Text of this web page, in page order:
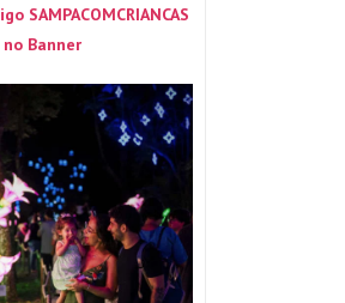
SAMPACOMCRIANCAS
Banner